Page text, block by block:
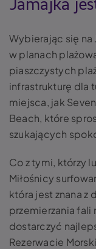
Jamajka
Wybierając się na
w planach
piaszczystych
infrastrukturę dla
miejsca, jak
Beach, które
szukających
Co z tymi, którzy
Miłośnicy
która jest znana z
przemierzania fali
dostarczyć
Rezerwacie